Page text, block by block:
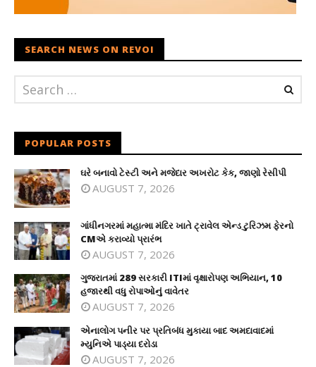
SEARCH NEWS ON REVOI
POPULAR POSTS
ઘરે બનાવો ટેસ્ટી અને મજેદાર અખરોટ કેક, જાણો રેસીપી
AUGUST 7, 2026
ગાંધીનગરમાં મહાત્મા મંદિર ખાતે ટ્રાવેલ એન્ડ ટુરિઝમ ફેરનો
CMએ કરાવ્યો પ્રારંભ
AUGUST 7, 2026
ગુજરાતમાં 289 સરકારી ITIમાં વૃક્ષારોપણ અભિયાન, 10
હજારથી વધુ રોપાઓનું વાવેતર
AUGUST 7, 2026
એનાલોગ પનીર પર પ્રતિબંધ મુકાયા બાદ અમદાવાદમાં
મ્યુનિએ પાડ્યા દરોડા
AUGUST 7, 2026